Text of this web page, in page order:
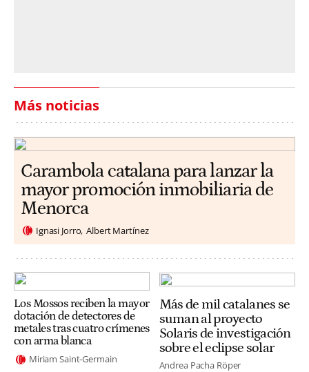
Más noticias
Carambola catalana para lanzar la
mayor promoción inmobiliaria de
Menorca
Ignasi Jorro Albert Martínez
Los Mossos reciben la mayor
dotación de detectores de
metales tras cuatro crímenes
con arma blanca
Miriam Saint-Germain
Más de mil catalanes se
suman al proyecto
Solaris de investigación
sobre el eclipse solar
Andrea Pacha Röper